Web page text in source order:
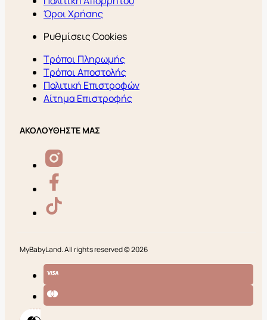
Όροι Χρήσης
Ρυθμίσεις Cookies
Τρόποι Πληρωμής
Τρόποι Αποστολής
Πολιτική Επιστροφών
Αίτημα Επιστροφής
ΑΚΟΛΟΥΘΗΣΤΕ ΜΑΣ
MyBabyLand. All rights reserved © 2026